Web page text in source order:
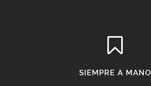
SIEMPRE A MANO